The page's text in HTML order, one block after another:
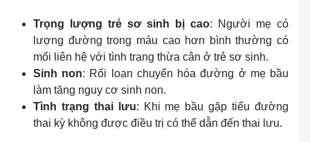
Trọng lượng trẻ sơ sinh bị cao: Người mẹ có
lượng đường trong máu cao hơn bình thường có
mối liên hệ với tình trạng thừa cân ở trẻ sơ sinh.
Sinh non: Rối loạn chuyển hóa đường ở mẹ bầu
làm tăng nguy cơ sinh non.
Tình trạng thai lưu: Khi mẹ bầu gặp tiểu đường
thai kỳ không được điều trị có thể dẫn đến thai lưu.